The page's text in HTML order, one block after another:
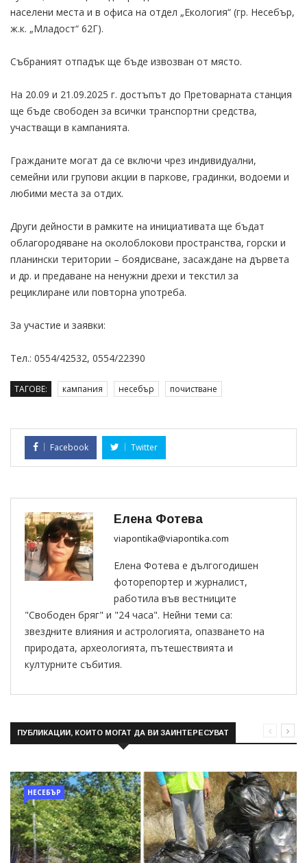
населени места и в офиса на отдел „Екология“ (гр. Несебър,
ж.к. „Младост“ 62Г).
Събраният отпадък ще бъде извозван от място.
На 20.09 и 21.09.2025 г. достъпът до Претоварната станция
ще бъде свободен за всички транспортни средства,
участващи в кампанията.
Гражданите могат да се включи чрез индивидуални,
семейни или групови акции в паркове, градинки, водоеми и
любими места за отдих.
Други дейности в рамките на инициативата ще бъдат
облагородяване на околоблокови пространства, горски и
планински територии – боядисване, засаждане на дървета
и др. и предаване на ненужни дрехи и текстил за
рециклиране или повторна употреба.
За участие и заявки:
Тел.: 0554/42532, 0554/22390
ТАГОВЕ: кампания несебър почистване
Facebook Twitter
Елена Фотева
viapontika@viapontika.com
Елена Фотева е дългогодишен
фоторепортер и журналист,
работила във вестниците
"Свободен бряг" и "24 часа". Нейни теми са:
звездните влияния и астрологията, опазването на
природата, археологията, пътешествията и
културните събития.
ПУБЛИКАЦИИ, КОИТО МОГАТ ДА ВИ ЗАИНТЕРЕСУВАТ
НЕСЕБЪР